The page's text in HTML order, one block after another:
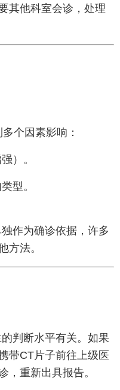
其他科室会诊，处理
个因素影响：
）。
型。
作为确诊依据，许多
方法。
判断水平有关。如果
带CT片子前往上级医
，重新出具报告。